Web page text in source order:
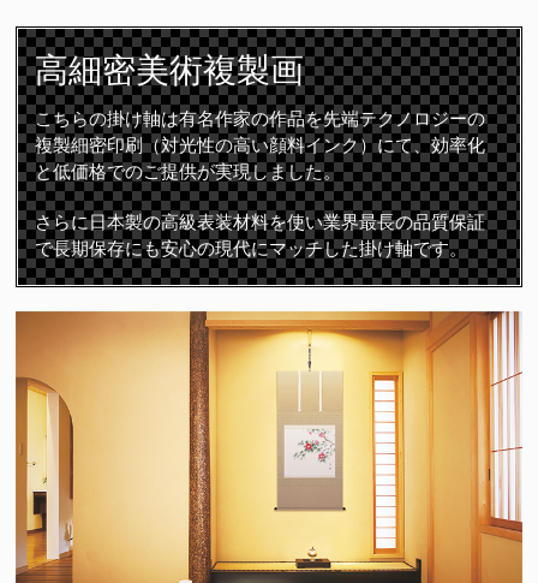
高細密美術複製画
こちらの掛け軸は有名作家の作品を先端テクノロジーの
複製細密印刷（対光性の高い顔料インク）にて、効率化
と低価格でのご提供が実現しました。
さらに日本製の高級表装材料を使い業界最長の品質保証
で長期保存にも安心の現代にマッチした掛け軸です。